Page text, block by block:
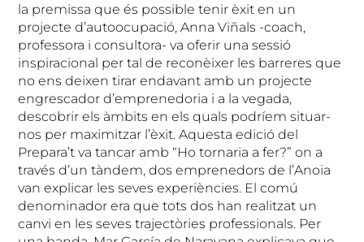
la premissa que és possible tenir èxit en un
projecte d’autoocupació, Anna Viñals -coach,
professora i consultora- va oferir una sessió
inspiracional per tal de reconèixer les barreres que
no ens deixen tirar endavant amb un projecte
engrescador d’emprenedoria i a la vegada,
descobrir els àmbits en els quals podríem situar-
nos per maximitzar l’èxit. Aquesta edició del
Prepara’t va tancar amb “Ho tornaria a fer?” on a
través d’un tàndem, dos emprenedors de l’Anoia
van explicar les seves experiències. El comú
denominador era que tots dos han realitzat un
canvi en les seves trajectòries professionals. Per